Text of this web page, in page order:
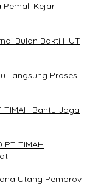
Pemali Kejar
Bulan Bakti HUT
Langsung Proses
TIMAH Bantu Jaga
TIMAH
Utang Pemprov